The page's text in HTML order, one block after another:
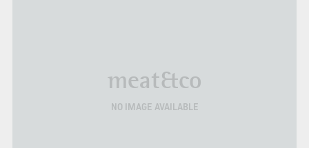
meat&co
NO IMAGE AVAILABLE